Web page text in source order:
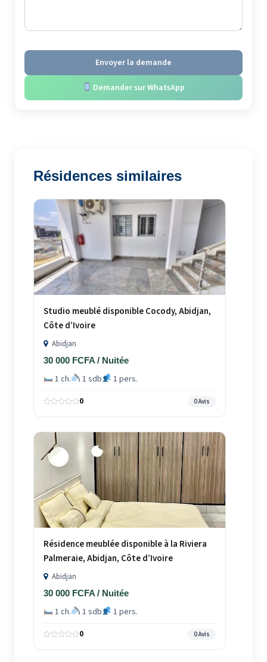
Envoyer la demande
Demander sur WhatsApp
Résidences similaires
Studio meublé disponible Cocody, Abidjan,
Côte d’Ivoire
Abidjan
30 000 FCFA / Nuitée
1 ch. 1 sdb 1 pers.
0 0 Avis
Résidence meublée disponible à la Riviera
Palmeraie, Abidjan, Côte d’Ivoire
Abidjan
30 000 FCFA / Nuitée
1 ch. 1 sdb 1 pers.
0 0 Avis